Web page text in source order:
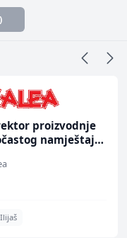
proizvodnje
namještaja
Ilijaš